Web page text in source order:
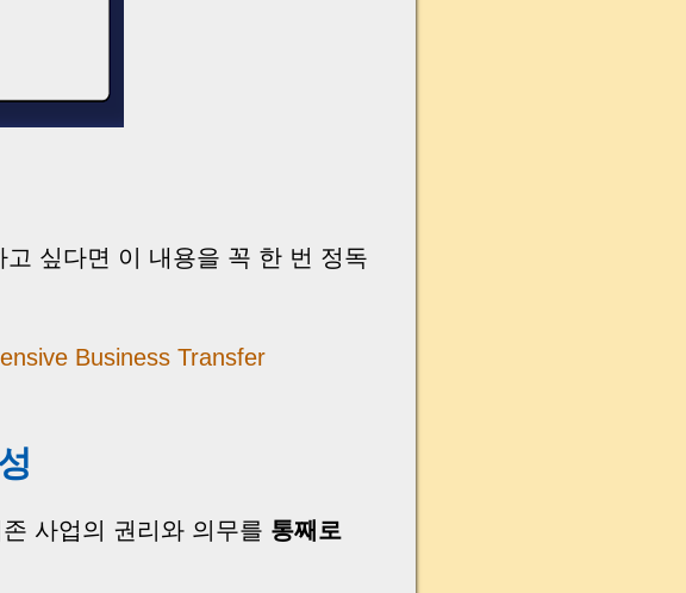
싶다면 이 내용을 꼭 한 번 정독
Business Transfer
사업의 권리와 의무를 통째로